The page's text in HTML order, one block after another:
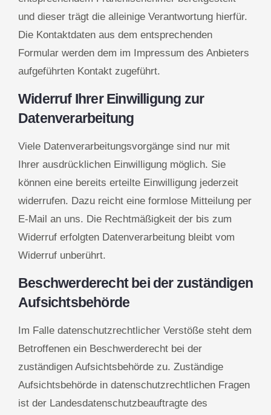
und dieser trägt die alleinige Verantwortung hierfür.
Die Kontaktdaten aus dem entsprechenden
Formular werden dem im Impressum des Anbieters
aufgeführten Kontakt zugeführt.
Widerruf Ihrer Einwilligung zur
Datenverarbeitung
Viele Datenverarbeitungsvorgänge sind nur mit
Ihrer ausdrücklichen Einwilligung möglich. Sie
können eine bereits erteilte Einwilligung jederzeit
widerrufen. Dazu reicht eine formlose Mitteilung per
E-Mail an uns. Die Rechtmäßigkeit der bis zum
Widerruf erfolgten Datenverarbeitung bleibt vom
Widerruf unberührt.
Beschwerderecht bei der zuständigen
Aufsichtsbehörde
Im Falle datenschutzrechtlicher Verstöße steht dem
Betroffenen ein Beschwerderecht bei der
zuständigen Aufsichtsbehörde zu. Zuständige
Aufsichtsbehörde in datenschutzrechtlichen Fragen
ist der Landesdatenschutzbeauftragte des